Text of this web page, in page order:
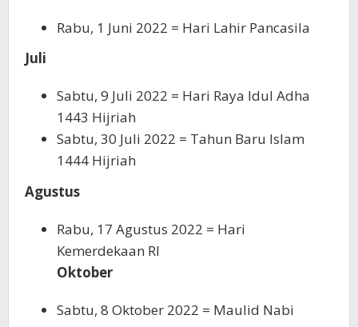
Rabu, 1 Juni 2022 = Hari Lahir Pancasila
Juli
Sabtu, 9 Juli 2022 = Hari Raya Idul Adha
1443 Hijriah
Sabtu, 30 Juli 2022 = Tahun Baru Islam
1444 Hijriah
Agustus
Rabu, 17 Agustus 2022 = Hari
Kemerdekaan RI
Oktober
Sabtu, 8 Oktober 2022 = Maulid Nabi